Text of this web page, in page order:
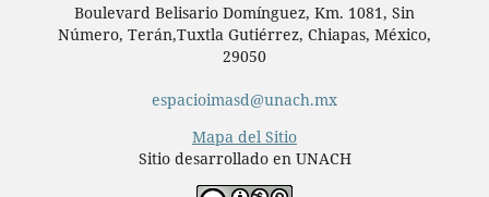
Boulevard Belisario Domínguez, Km. 1081, Sin
Número, Terán,Tuxtla Gutiérrez, Chiapas, México,
29050
espacioimasd@unach.mx
Mapa del Sitio
Sitio desarrollado en UNACH